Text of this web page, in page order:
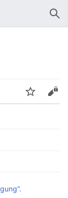
Beobachten Bearbeiten